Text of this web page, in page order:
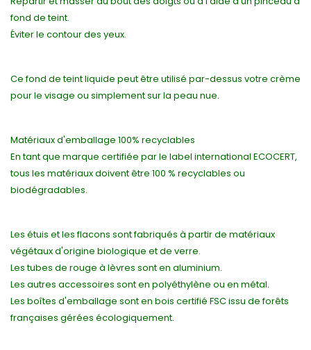
fond de teint.
Éviter le contour des yeux.
Ce fond de teint liquide peut être utilisé par-dessus votre crème
pour le visage ou simplement sur la peau nue.
Matériaux d'emballage 100% recyclables
En tant que marque certifiée par le label international ECOCERT,
tous les matériaux doivent être 100 % recyclables ou
biodégradables.
Les étuis et les flacons sont fabriqués à partir de matériaux
végétaux d'origine biologique et de verre.
Les tubes de rouge à lèvres sont en aluminium.
Les autres accessoires sont en polyéthylène ou en métal.
Les boîtes d'emballage sont en bois certifié FSC issu de forêts
françaises gérées écologiquement.